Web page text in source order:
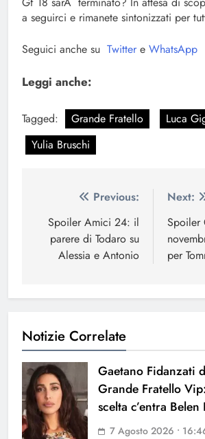
a seguirci e rimanete sintonizzati per
Seguici anche su Twitter e WhatsApp
Leggi anche:
Tagged: Grande Fratello
Luca
Yulia Bruschi
Navigazione
articoli
Previous:
Spoiler Amici 24: il
parere di Todaro su
Alessia e Antonio
Next:
Spoiler
per
Notizie Correlate
Gaetano Fidanzati
Grande Fratello
scelta c’entra
7 Agosto 2026 •